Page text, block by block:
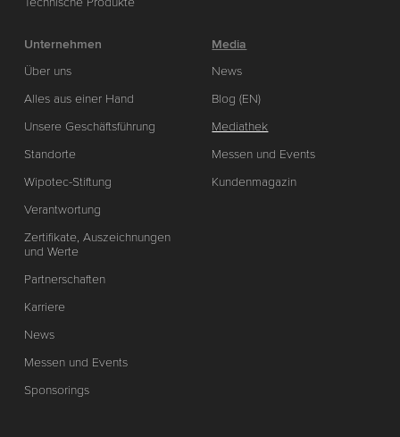
Unternehmen
Über uns
Alles aus einer Hand
Unsere Geschäftsführung
Standorte
Wipotec-Stiftung
Verantwortung
Zertifikate, Auszeichnungen
und Werte
Partnerschaften
Karriere
News
Messen und Events
Sponsorings
Media
News
Blog (EN)
Mediathek
Messen und Events
Kundenmagazin